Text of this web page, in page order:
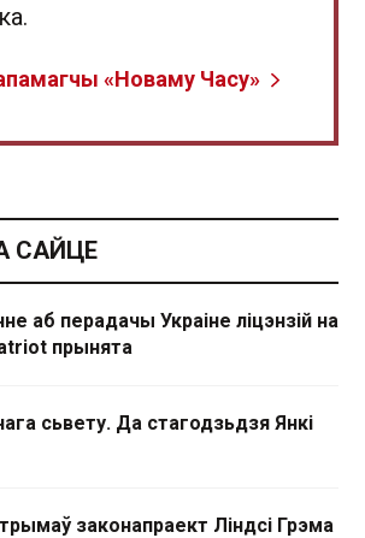
«Новаму Часу»
САЙЦЕ
аб перадачы Украіне ліцэнзій на
прынята
сьвету. Да стагодзьдзя Янкі
законапраект Ліндсі Грэма